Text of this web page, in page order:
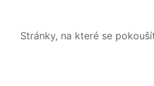
Stránky, na které se